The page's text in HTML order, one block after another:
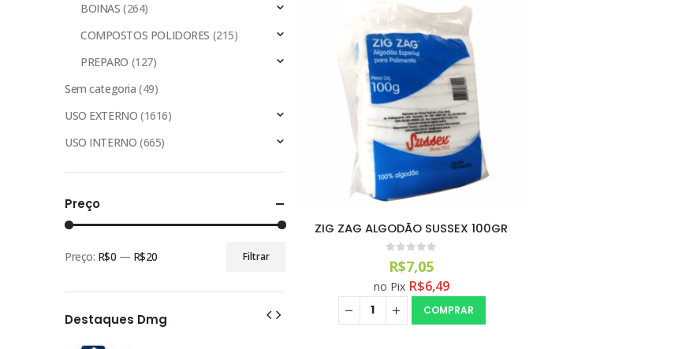
ZIG ZAG ALGODÃO SUSSEX 100GR
out of 5
R$7,05
no Pix R$6,49
COMPRAR
BOINAS (264)
COMPOSTOS POLIDORES (215)
PREPARO (127)
Sem categoria (49)
USO EXTERNO (1616)
USO INTERNO (665)
Preço
Preço
mínimo
Preço
máximo
Filtrar
Preço: R$0 — R$20
Destaques Dmg